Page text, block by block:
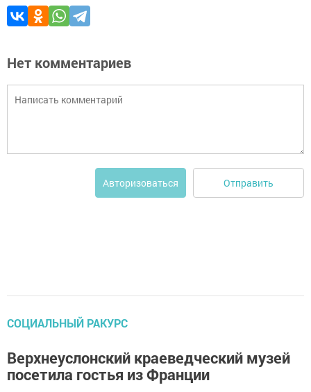
Нет комментариев
Авторизоваться Отправить
СОЦИАЛЬНЫЙ РАКУРС
Верхнеуслонский краеведческий музей
посетила гостья из Франции